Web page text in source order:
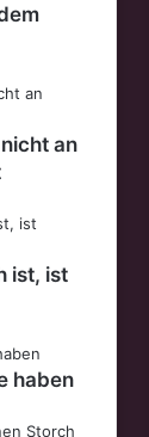
an
ist, ist
haben